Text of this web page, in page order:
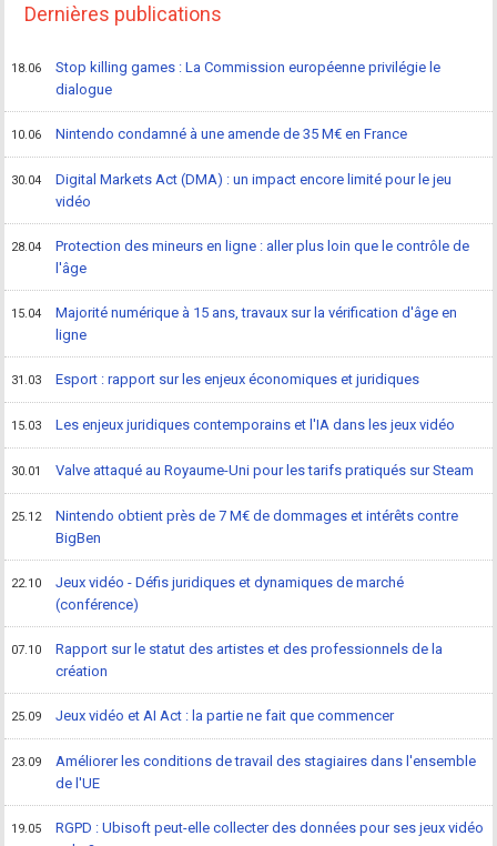
Dernières publications
18.06
Stop killing games : La Commission européenne privilégie le
dialogue
10.06 Nintendo condamné à une amende de 35 M€ en France
30.04
Digital Markets Act (DMA) : un impact encore limité pour le jeu
vidéo
28.04
Protection des mineurs en ligne : aller plus loin que le contrôle de
l'âge
15.04
Majorité numérique à 15 ans, travaux sur la vérification d'âge en
ligne
31.03 Esport : rapport sur les enjeux économiques et juridiques
15.03 Les enjeux juridiques contemporains et l'IA dans les jeux vidéo
30.01 Valve attaqué au Royaume-Uni pour les tarifs pratiqués sur Steam
25.12
Nintendo obtient près de 7 M€ de dommages et intérêts contre
BigBen
22.10
Jeux vidéo - Défis juridiques et dynamiques de marché
(conférence)
07.10
Rapport sur le statut des artistes et des professionnels de la
création
25.09 Jeux vidéo et AI Act : la partie ne fait que commencer
23.09
Améliorer les conditions de travail des stagiaires dans l'ensemble
de l'UE
19.05
RGPD : Ubisoft peut-elle collecter des données pour ses jeux vidéo